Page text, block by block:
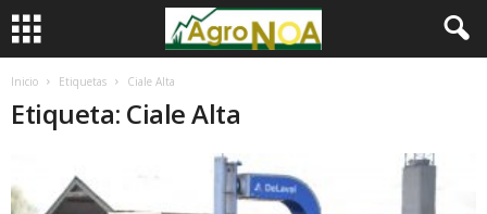
Inicio Etiquetas Ciale Alta
Etiqueta: Ciale Alta